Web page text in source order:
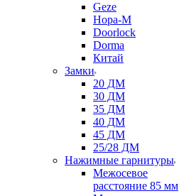
Geze
Нора-М
Doorlock
Dorma
Китай
Замки
20 ДМ
30 ДМ
35 ДМ
40 ДМ
45 ДМ
25/28 ДМ
Нажимные гарнитуры
Межосевое
расстояние 85 мм